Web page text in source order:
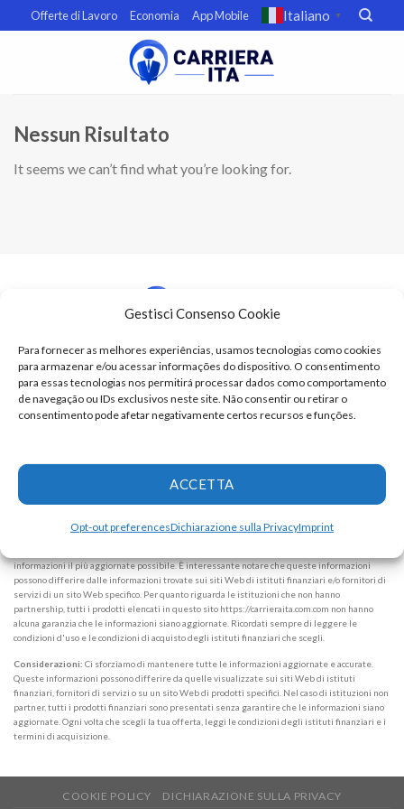
Gestisci Consenso Cookie
Para fornecer as melhores experiências, usamos tecnologias como cookies
para armazenar e/ou acessar informações do dispositivo. O consentimento
para essas tecnologias nos permitirá processar dados como comportamento
de navegação ou IDs exclusivos neste site. Não consentir ou retirar o
consentimento pode afetar negativamente certos recursos e funções.
ACCETTA
Opt-out preferencesDichiarazione sulla PrivacyImprint
to
Offerte di Lavoro Economia App Mobile Italiano ▼
Nessun Risultato
It seems we can’t find what you’re looking for.
Termini e condizioni
Politica sulla privacy
Preferenze di opt-out
Dichiarazione di riservatezza
Email:networknewsinc@gmail.com
In nessun caso richiediamo somme di denaro per rilasciare qualsiasi tipo di
prodotto finanziario, sia esso carta di credito, finanziamento o prestito. Se ciò accade, faccelo
informazioni il più aggiornate possibile. È interessante notare che queste informazioni
possono differire dalle informazioni trovate sui siti Web di istituti finanziari e/o fornitori di
servizi di un sito Web specifico. Per quanto riguarda le istituzioni che non hanno
partnership, tutti i prodotti elencati in questo sito https://carrieraita.com.com non hanno
alcuna garanzia che le informazioni siano aggiornate. Ricordati sempre di leggere le
condizioni d'uso e le condizioni di acquisto degli istituti finanziari che scegli.
Considerazioni: Ci sforziamo di mantenere tutte le informazioni aggiornate e accurate.
Queste informazioni possono differire da quelle visualizzate sui siti Web di istituti
finanziari, fornitori di servizi o su un sito Web di prodotti specifici. Nel caso di istituzioni non
partner, tutti i prodotti finanziari sono presentati senza garantire che le informazioni siano
aggiornate. Ogni volta che scegli la tua offerta, leggi le condizioni degli istituti finanziari e i
termini di acquisizione.
COOKIE POLICY DICHIARAZIONE SULLA PRIVACY